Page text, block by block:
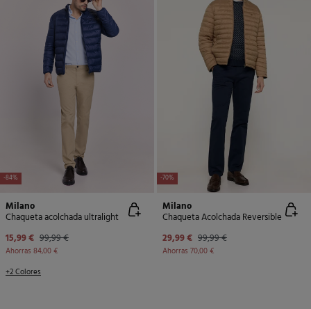
-84%
Milano
Chaqueta acolchada ultralight
15,99 € 99,99 €
Ahorras 84,00 €
+2 Colores
-70%
Milano
Chaqueta Acolchada Reversible
29,99 € 99,99 €
Ahorras 70,00 €